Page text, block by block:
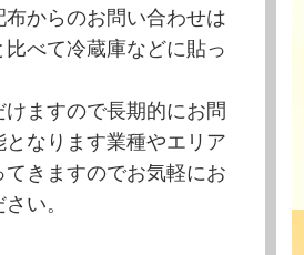
からのお問い合わせは
べて冷蔵庫などに貼っ
ますので長期的にお問
なります業種やエリア
きますのでお気軽にお
い。